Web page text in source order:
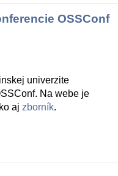
OSSConf
univerzite
Na webe je
aj zborník.